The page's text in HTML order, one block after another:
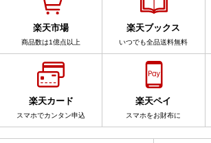
楽天市場
商品数は1億点以上
楽天ブックス
いつでも全品送料無料
楽天カード
スマホでカンタン申込
楽天ペイ
スマホをお財布に